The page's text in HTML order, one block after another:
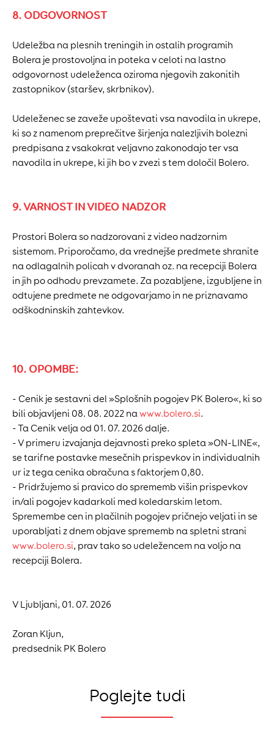
8. ODGOVORNOST
Udeležba na plesnih treningih in ostalih programih
Bolera je prostovoljna in poteka v celoti na lastno
odgovornost udeleženca oziroma njegovih zakonitih
zastopnikov (staršev, skrbnikov).
Udeleženec se zaveže upoštevati vsa navodila in ukrepe,
ki so z namenom preprečitve širjenja nalezljivih bolezni
predpisana z vsakokrat veljavno zakonodajo ter vsa
navodila in ukrepe, ki jih bo v zvezi s tem določil Bolero.
9. VARNOST IN VIDEO NADZOR
Prostori Bolera so nadzorovani z video nadzornim
sistemom. Priporočamo, da vrednejše predmete shranite
na odlagalnih policah v dvoranah oz. na recepciji Bolera
in jih po odhodu prevzamete. Za pozabljene, izgubljene in
odtujene predmete ne odgovarjamo in ne priznavamo
odškodninskih zahtevkov.
10. OPOMBE:
- Cenik je sestavni del »Splošnih pogojev PK Bolero«, ki so
bili objavljeni 08. 08. 2022 nawww.bolero.si.
- Ta Cenik velja od 01. 07. 2026 dalje.
- V primeru izvajanja dejavnosti preko spleta »ON-LINE«,
se tarifne postavke mesečnih prispevkov in individualnih
ur iz tega cenika obračuna s faktorjem 0,80.
- Pridržujemo si pravico do sprememb višin prispevkov
in/ali pogojev kadarkoli med koledarskim letom.
Spremembe cen in plačilnih pogojev pričnejo veljati in se
uporabljati z dnem objave sprememb na spletni strani
www.bolero.si, prav tako so udeležencem na voljo na
recepciji Bolera.
V Ljubljani, 01. 07. 2026
Zoran Kljun,
predsednik PK Bolero
Poglejte tudi